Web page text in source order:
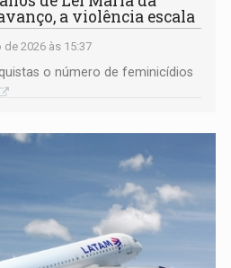
a violência escala
2026 às 15:37
o número de feminicídios